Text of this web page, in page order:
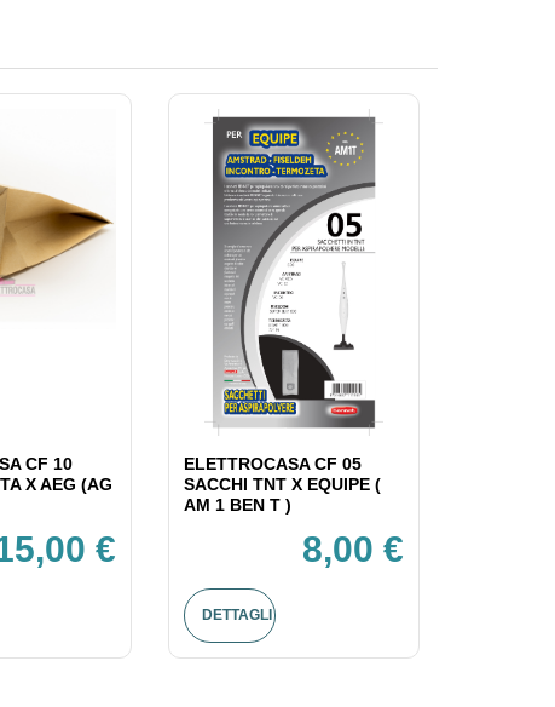
CF 10
X AEG (AG
€
ELETTROCASA CF 05
SACCHI TNT X EQUIPE (
AM 1 BEN T )
8,00 €
DETTAGLI